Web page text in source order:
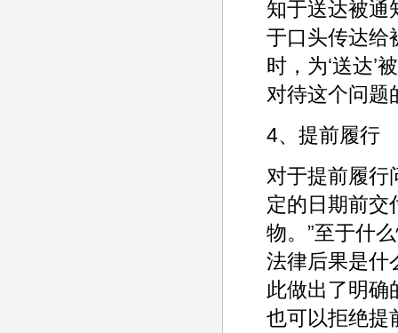
知于送达被通
于口头传达给
时，为‘送达’
对待这个问题
4、提前履行
对于提前履行
定的日期前交
物。”至于什
法律后果是什
此做出了明确
也可以拒绝提